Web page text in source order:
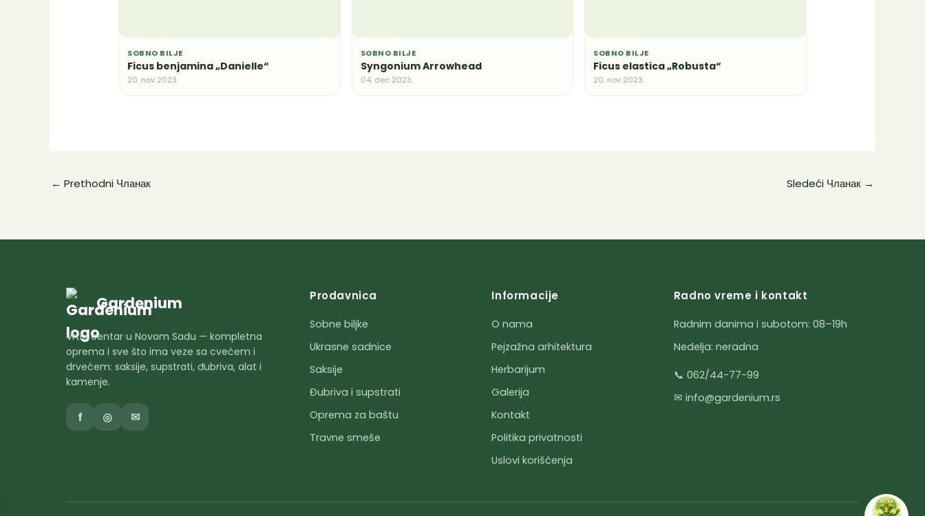
SOBNO BILJE
Ficus benjamina „Danielle“
20. nov 2023.
SOBNO BILJE
Syngonium Arrowhead
04. dec 2023.
SOBNO BILJE
Ficus elastica „Robusta“
20. nov 2023.
← Prethodni Чланак Sledeći Чланак →
Gardenium
Vrtni centar u Novom Sadu — kompletna
oprema i sve što ima veze sa cvećem i
drvećem: saksije, supstrati, đubriva, alat i
kamenje.
f ◎ ✉
Prodavnica
Sobne biljke
Ukrasne sadnice
Saksije
Đubriva i supstrati
Oprema za baštu
Travne smeše
Informacije
O nama
Pejzažna arhitektura
Herbarijum
Galerija
Kontakt
Politika privatnosti
Uslovi korišćenja
Radno vreme i kontakt
Radnim danima i subotom: 08–19h
Nedelja: neradna
📞 062/44-77-99
✉ info@gardenium.rs